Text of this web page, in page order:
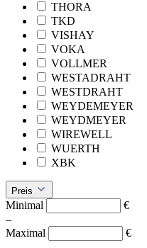
THORA
TKD
VISHAY
VOKA
VOLLMER
WESTADRAHT
WESTDRAHT
WEYDEMEYER
WEYDMEYER
WIREWELL
WUERTH
XBK
Preis
Minimal
€
–
Maximal
€